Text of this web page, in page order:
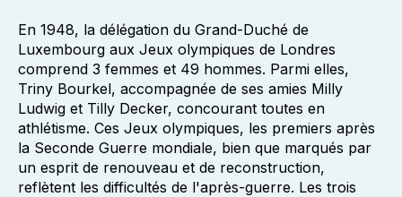
En 1948, la délégation du Grand-Duché de
Luxembourg aux Jeux olympiques de Londres
comprend 3 femmes et 49 hommes. Parmi elles,
Triny Bourkel, accompagnée de ses amies Milly
Ludwig et Tilly Decker, concourant toutes en
athlétisme. Ces Jeux olympiques, les premiers après
la Seconde Guerre mondiale, bien que marqués par
un esprit de renouveau et de reconstruction,
reflètent les difficultés de l'après-guerre. Les trois